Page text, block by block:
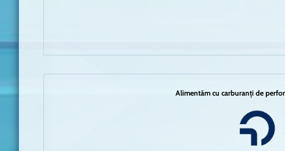
Alimentăm cu carburanți de